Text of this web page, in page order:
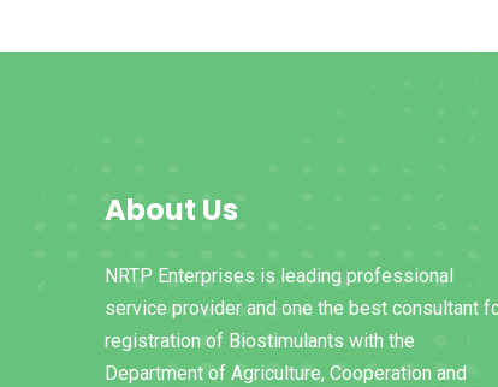
About Us
NRTP Enterprises is leading professional
service provider and one the best consultant
registration of Biostimulants with the
Department of Agriculture, Cooperation and